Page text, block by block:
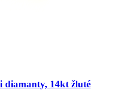
diamanty, 14kt žluté